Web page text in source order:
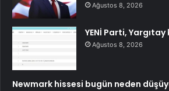
Ağustos 8, 2026
YENİ Parti,
Ağustos 8, 2026
Newmark hissesi bugün neden